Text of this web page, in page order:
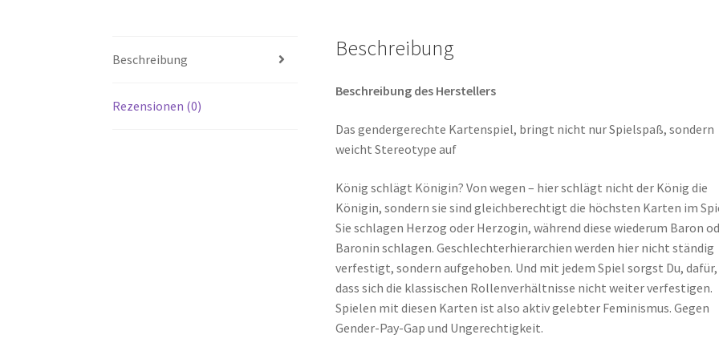
Beschreibung
Rezensionen (0)
Beschreibung
Beschreibung des Herstellers
Das gendergerechte Kartenspiel, bringt nicht nur Spielspaß, sondern
weicht Stereotype auf
König schlägt Königin? Von wegen – hier schlägt nicht der König die
Königin, sondern sie sind gleichberechtigt die höchsten Karten im
Sie schlagen Herzog oder Herzogin, während diese wiederum Baron
Baronin schlagen. Geschlechterhierarchien werden hier nicht ständig
verfestigt, sondern aufgehoben. Und mit jedem Spiel sorgst Du, dafür,
dass sich die klassischen Rollenverhältnisse nicht weiter verfestigen.
Spielen mit diesen Karten ist also aktiv gelebter Feminismus. Gegen
Gender-Pay-Gap und Ungerechtigkeit.